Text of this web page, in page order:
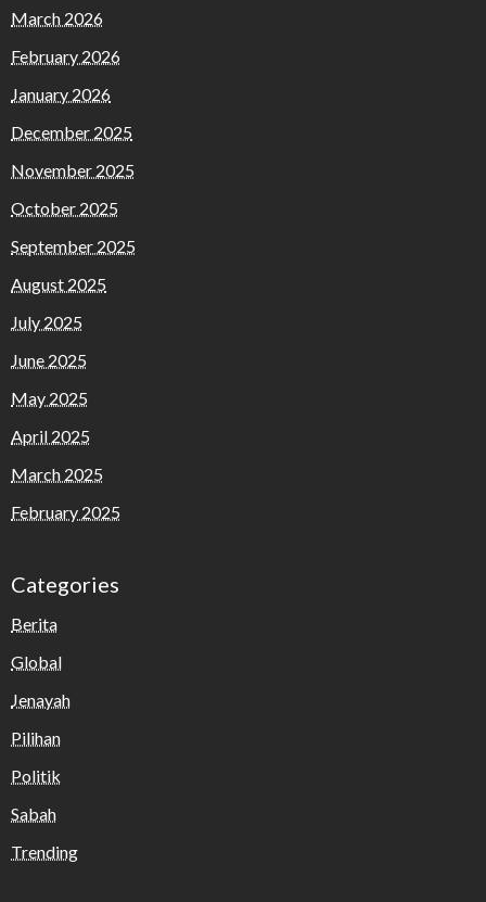
March 2026
February 2026
January 2026
December 2025
November 2025
October 2025
September 2025
August 2025
July 2025
June 2025
May 2025
April 2025
March 2025
February 2025
Categories
Berita
Global
Jenayah
Pilihan
Politik
Sabah
Trending